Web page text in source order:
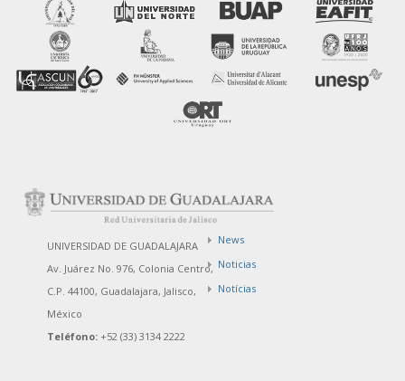
UNIVERSIDAD DE GUADALAJARA
Av. Juárez No. 976, Colonia Centro,
C.P. 44100, Guadalajara, Jalisco,
México
Teléfono: +52 (33) 3134 2222
News
Noticias
Notícias